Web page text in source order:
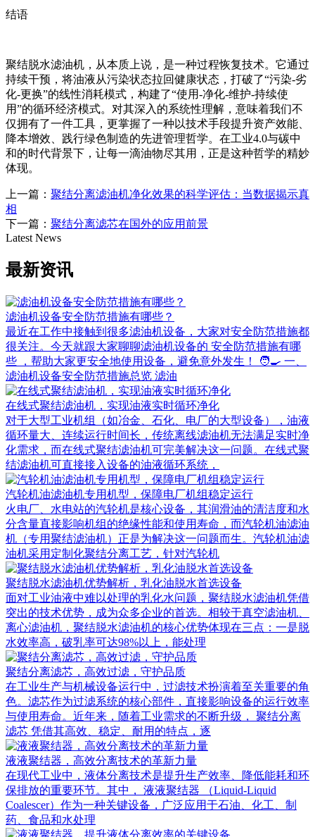
结语
聚结脱水滤油机，从本质上说，是一种过程恢复技术。它通过
持续干预，将油液从污染状态拉回健康状态，打破了“污染-劣
化-更换”的线性消耗模式，构建了“使用-净化-维护-持续使
用”的循环经济模式。对其深入的系统性理解，意味着我们不
仅拥有了一件工具，更掌握了一种以技术手段提升资产效能、
降本增效、践行绿色制造的先进管理哲学。在工业4.0与碳中
和的时代背景下，让每一滴油物尽其用，正是这种哲学的精妙
体现。
上一篇： 聚结分离滤油机净化效果的科学评估：当数据揭示真
相
下一篇： 聚结分离滤芯在国外的应用前景
Latest News
最新资讯
滤油机设备安全防范措施有哪些？
最近在工作中接触到很多滤油机设备，大家对安全防范措施都
很关注。今天就跟大家聊聊滤油机设备的 安全防范措施有哪
些 ，帮助大家更安全地使用设备，避免意外发生！ 🧑‍🍳 一、
滤油机设备安全防范措施总览 滤油
在线式聚结滤油机，实现油液实时循环净化
对于大型工业机组（如冶金、石化、电厂的大型设备），油液
循环量大、连续运行时间长，传统离线滤油机无法满足实时净
化需求，而在线式聚结滤油机可完美解决这一问题。在线式聚
结滤油机可直接接入设备的油液循环系统，
汽轮机油滤油机专用机型，保障电厂机组稳定运行
火电厂、水电站的汽轮机是核心设备，其润滑油的清洁度和水
分含量直接影响机组的绝缘性能和使用寿命，而汽轮机油滤油
机（专用聚结滤油机）正是为解决这一问题而生。汽轮机油滤
油机采用定制化聚结分离工艺，针对汽轮机
聚结脱水滤油机优势解析，乳化油脱水首选设备
面对工业油液中难以处理的乳化水问题，聚结脱水滤油机凭借
突出的技术优势，成为众多企业的首选。相较于真空滤油机、
离心滤油机，聚结脱水滤油机的核心优势体现在三点：一是脱
水效率高，破乳率可达98%以上，能处理
聚结分离滤芯，高效过滤，守护品质
在工业生产与机械设备运行中，过滤技术扮演着至关重要的角
色。滤芯作为过滤系统的核心部件，直接影响设备的运行效率
与使用寿命。近年来，随着工业需求的不断升级， 聚结分离
滤芯 凭借其高效、稳定、耐用的特点，逐
液液聚结器，高效分离技术的革新力量
在现代工业中，液体分离技术是提升生产效率、降低能耗和环
保排放的重要环节。其中， 液液聚结器 （Liquid-Liquid
Coalescer）作为一种关键设备，广泛应用于石油、化工、制
药、食品和水处理